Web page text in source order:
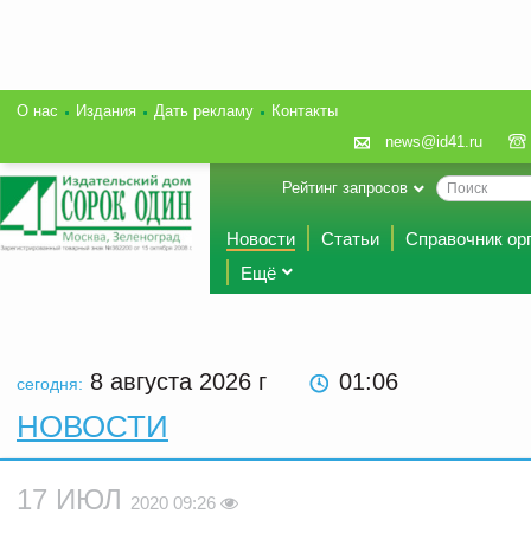
О нас Издания Дать рекламу
Контакты
news@id41.ru
Рейтинг запросов
Новости Статьи
Справочник
Ещё
сегодня: 8 августа 2026 г 01:06
НОВОСТИ
17 ИЮЛ 2020 09:26